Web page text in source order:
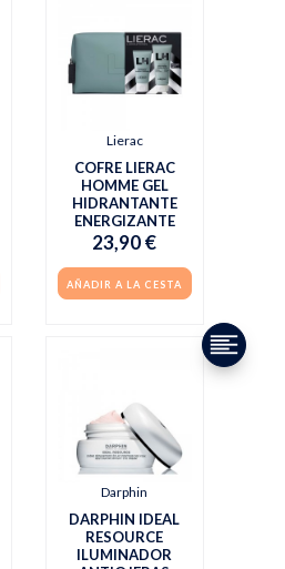
Lierac
COFRE LIERAC
HOMME GEL
HIDRANTANTE
ENERGIZANTE
23,90 €
AÑADIR A LA CESTA
Darphin
DARPHIN IDEAL
RESOURCE
ILUMINADOR